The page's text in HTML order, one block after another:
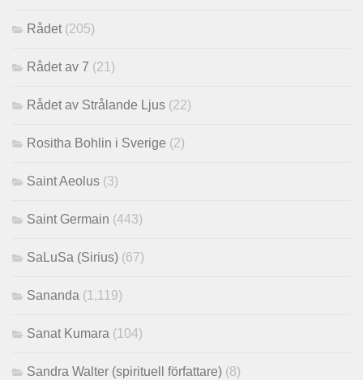
Rådet (205)
Rådet av 7 (21)
Rådet av Strålande Ljus (22)
Rositha Bohlin i Sverige (2)
Saint Aeolus (3)
Saint Germain (443)
SaLuSa (Sirius) (67)
Sananda (1,119)
Sanat Kumara (104)
Sandra Walter (spirituell författare) (8)